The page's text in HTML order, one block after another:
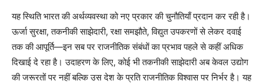
यह स्थिति भारत की अर्थव्यवस्था को नए प्रकार की चुनौतियाँ प्रदान कर रही है।
ऊर्जा सुरक्षा, तकनीकी साझेदारी, रक्षा समझौते, विद्युत उपकरणों से लेकर दवाई
तक की आपूर्ति—इन सब पर राजनीतिक संबंधों का प्रभाव पहले से कहीं अधिक
दिखाई दे रहा है। उदाहरण के लिए, कोई भी तकनीकी साझेदारी अब केवल उद्योग
की जरूरतों पर नहीं बल्कि उस देश के प्रति राजनीतिक विश्वास पर निर्भर है। यह